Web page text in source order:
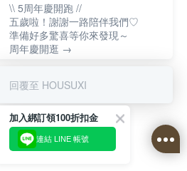
\\ 5周年慶開跑 //
五歲啦！謝謝一路陪伴我們♡
準備好多驚喜等你來發現～
周年慶開逛 →
回覆至 HOUSUXI
加入綁訂領100折扣金
連結 LINE 帳號